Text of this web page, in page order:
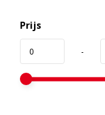
Prijs
-